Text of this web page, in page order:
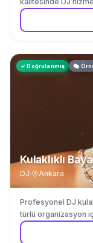
✓ Doğrulanmış 🎭
Kulaklıklı
DJ· Ankara
Profesyonel DJ
türlü organizasyon